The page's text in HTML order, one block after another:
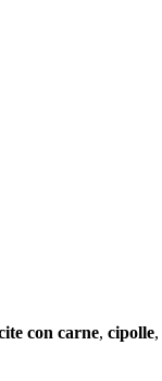
con carne, cipolle,